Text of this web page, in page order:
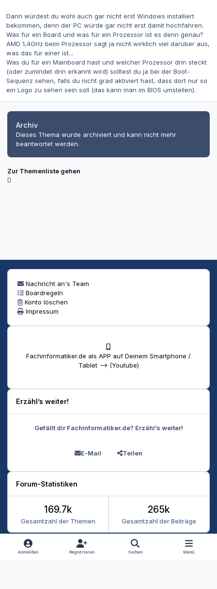
Dann würdest du wohl auch gar nicht erst Windows installiert
bekommen, denn der PC würde gar nicht erst damit hochfahren.
Was für ein Board und was für ein Prozessor ist es denn genau?
AMD 1,4GHz beim Prozessor sagt ja nicht wirklich viel darüber aus,
was das für einer ist...
Was du für ein Mainboard hast und welcher Prozessor drin steckt
(oder zumindet drin erkannt wird) solltest du ja bei der Boot-
Sequenz sehen, falls du nicht grad aktiviert hast, dass dort nur so
ein Logo zu sehen sein soll (das kann man im BIOS umstellen).
Archiv
Dieses Thema wurde archiviert und kann nicht mehr
beantwortet werden.
Zur Themenliste gehen
Nachricht an's Team
Boardregeln
Konto löschen
Impressum
Fachinformatiker.de als APP auf Deinem Smartphone /
Tablet --> (Youtube)
Erzähl’s weiter!
Gefällt dir Fachinformatiker.de? Erzähl’s weiter!
E-Mail Teilen
Forum-Statistiken
Gesamtzahl der Themen
169.7k
Gesamtzahl der Beiträge
265k
Heller Modus
Dunkler Modus
Systemeinstellung
Anmelden Registrieren Suchen Menü